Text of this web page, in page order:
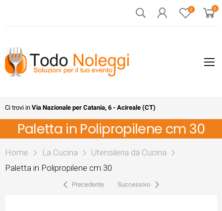
0 0
Ci trovi in Via Nazionale per Catania, 6 - Acireale (CT)
Paletta in Polipropilene cm 30
Home La Cucina
Utensileria da Cucina
Paletta in Polipropilene cm 30
Precedente Successivo